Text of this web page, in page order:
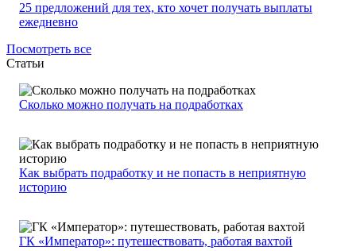
25 предложений для тех, кто хочет получать выплаты
ежедневно
Посмотреть все
Статьи
Сколько можно получать на подработках
Как выбрать подработку и не попасть в неприятную
историю
ГК «Император»: путешествовать, работая вахтой